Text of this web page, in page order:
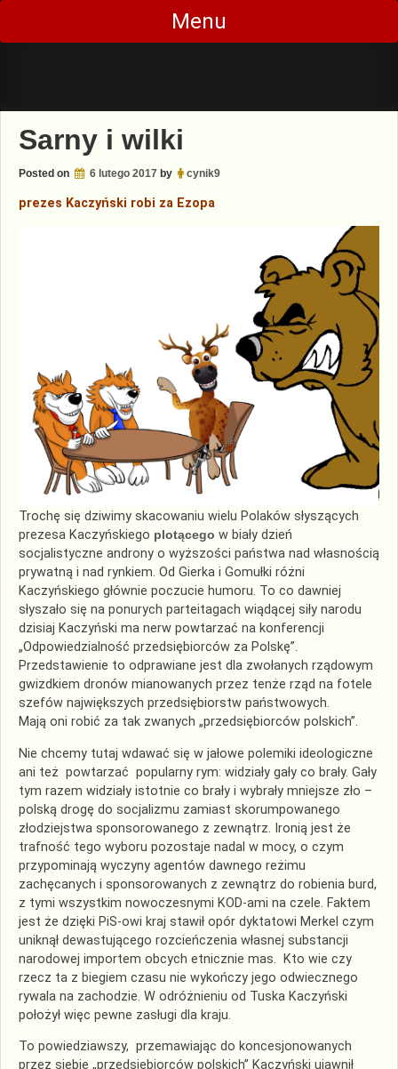
Skip
content
Menu
Sarny i wilki
Posted on 6 lutego 2017 by cynik9
prezes Kaczyński robi za Ezopa
Trochę się dziwimy skacowaniu wielu Polaków słyszących
prezesa Kaczyńskiego plotącego w biały dzień
socjalistyczne androny o wyższości państwa nad własnością
prywatną i nad rynkiem. Od Gierka i Gomułki różni
Kaczyńskiego głównie poczucie humoru. To co dawniej
słyszało się na ponurych parteitagach wiądącej siły narodu
dzisiaj Kaczyński ma nerw powtarzać na konferencji
„Odpowiedzialność przedsiębiorców za Polskę”.
Przedstawienie to odprawiane jest dla zwołanych rządowym
gwizdkiem dronów mianowanych przez tenże rząd na fotele
szefów największych przedsiębiorstw państwowych.
Mają oni robić za tak zwanych „przedsiębiorców polskich”.
Nie chcemy tutaj wdawać się w jałowe polemiki ideologiczne
ani też powtarzać popularny rym: widziały gały co brały. Gały
tym razem widziały istotnie co brały i wybrały mniejsze zło –
polską drogę do socjalizmu zamiast skorumpowanego
złodziejstwa sponsorowanego z zewnątrz. Ironią jest że
trafność tego wyboru pozostaje nadal w mocy, o czym
przypominają wyczyny agentów dawnego reżimu
zachęcanych i sponsorowanych z zewnątrz do robienia burd,
z tymi wszystkim nowoczesnymi KOD-ami na czele. Faktem
jest że dzięki PiS-owi kraj stawił opór dyktatowi Merkel czym
uniknął dewastującego rozcieńczenia własnej substancji
narodowej importem obcych etnicznie mas. Kto wie czy
rzecz ta z biegiem czasu nie wykończy jego odwiecznego
rywala na zachodzie. W odróżnieniu od Tuska Kaczyński
położył więc pewne zasługi dla kraju.
To powiedziawszy, przemawiając do koncesjonowanych
przez siebie „przedsiębiorców polskich” Kaczyński ujawnił